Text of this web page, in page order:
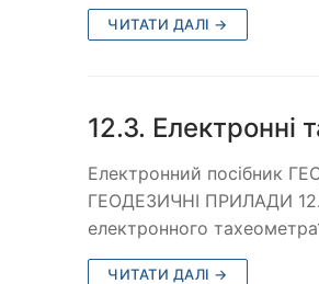
ЧИТАТИ ДАЛІ →
12.3. Електронні
Електронний посібник
ГЕОДЕЗИЧНІ ПРИЛАДИ
електронного
ЧИТАТИ ДАЛІ →